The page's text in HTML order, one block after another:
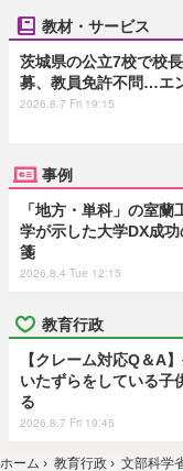
教材・サービス
茨城県の公立7校で校
募、教員免許不問…エ
2026.8.7 Fri 19:15
事例
「地方・単科」の室蘭
学が示した大学DX成
箋
2026.8.4 Tue 12:15
教育行政
【クレーム対応Q＆A
いたずらをしている子
る
2026.8.7 Fri 19:45
ホーム › 教育行政 › 文部科学